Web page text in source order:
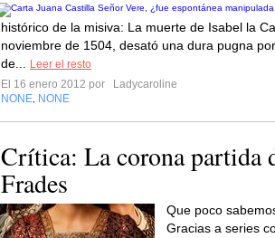
histórico de la misiva: La muerte de Isabel la
noviembre de 1504, desató una dura pugna
de...
Leer el resto
El 16 enero 2012 por
Ladycaroline
NONE NONE
Crítica: La corona partida
Frades
Que poco
Gracias a series